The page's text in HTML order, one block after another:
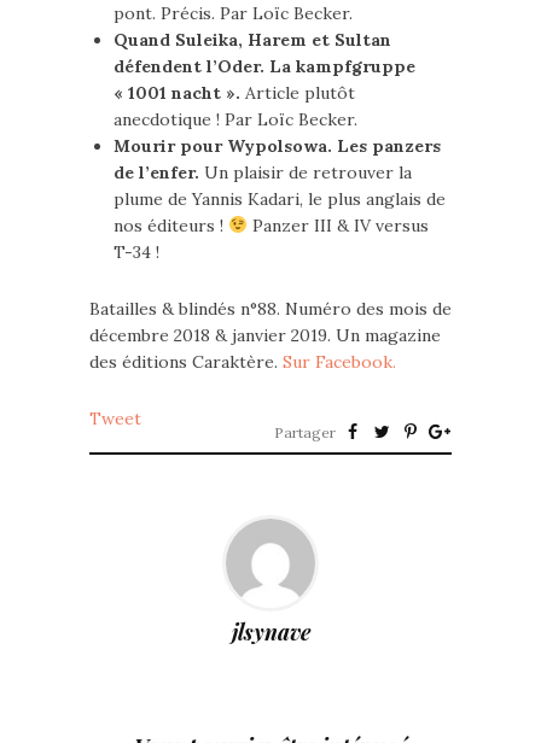
pont. Précis. Par Loïc Becker.
Quand Suleika, Harem et Sultan
défendent l’Oder. La kampfgruppe
« 1001 nacht ». Article plutôt
anecdotique ! Par Loïc Becker.
Mourir pour Wypolsowa. Les panzers
de l’enfer. Un plaisir de retrouver la
plume de Yannis Kadari, le plus anglais de
nos éditeurs !
Panzer III & IV versus
T-34 !
Batailles & blindés n°88. Numéro des mois de
décembre 2018 & janvier 2019. Un magazine
des éditions Caraktère. Sur Facebook.
Tweet
Partager
jlsynave